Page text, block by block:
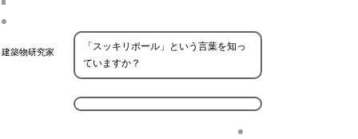
建築物研究家
「スッキリポール」という言葉を知っ
ていますか？